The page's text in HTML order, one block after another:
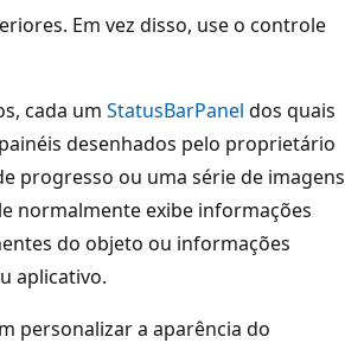
Em vez disso, use o controle
cada um StatusBarPanel dos quais
desenhados pelo proprietário
progresso ou uma série de imagens
normalmente exibe informações
do objeto ou informações
aplicativo.
personalizar a aparência do